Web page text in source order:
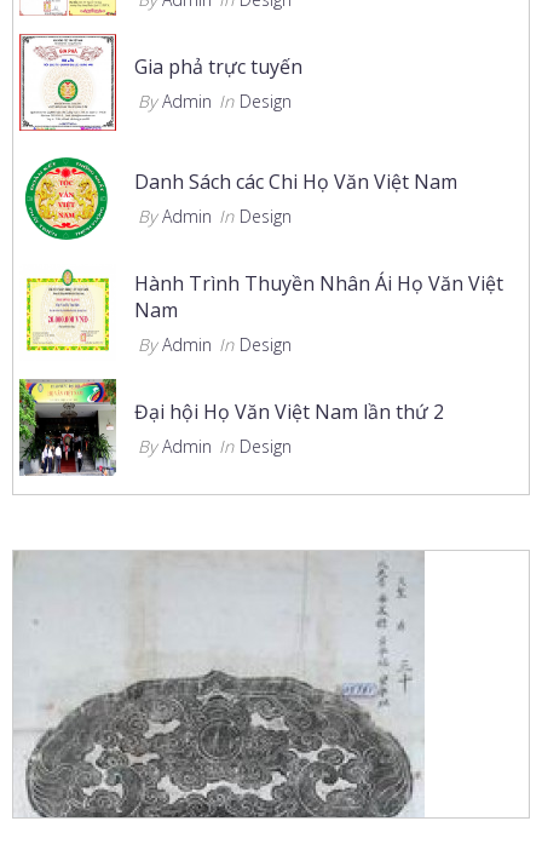
Gia phả trực tuyến
By Admin In Design
Danh Sách các Chi Họ Văn Việt Nam
By Admin In Design
Hành Trình Thuyền Nhân Ái Họ Văn Việt
Nam
By Admin In Design
Đại hội Họ Văn Việt Nam lần thứ 2
By Admin In Design